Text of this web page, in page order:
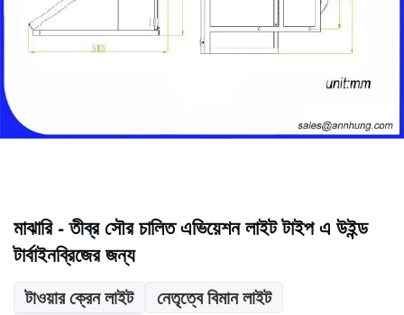
মাঝারি - তীব্র সৌর চালিত এভিয়েশন লাইট টাইপ এ উইন্ড
টার্বাইনব্রিজের জন্য
টাওয়ার ক্রেন লাইট
নেতৃত্বে বিমান লাইট